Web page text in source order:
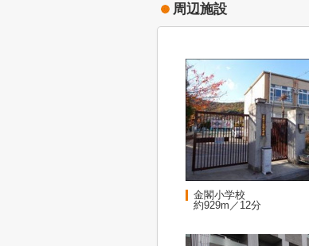
周辺施設
金閣小学校
約929m／12分